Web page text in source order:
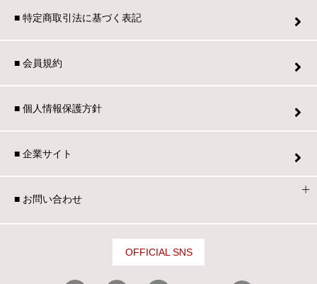
■ 特定商取引法に基づく表記
■ 会員規約
■ 個人情報保護方針
■ 企業サイト
■ お問い合わせ
OFFICIAL SNS